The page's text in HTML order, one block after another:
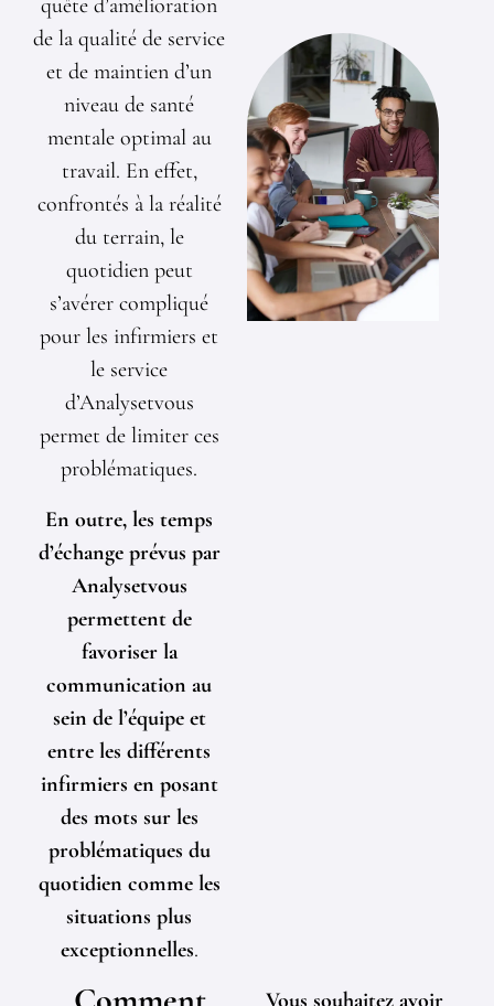
de la qualité de service
et de maintien d’un
niveau de santé
mentale optimal au
travail. En effet,
confrontés à la réalité
du terrain, le
quotidien peut
s’avérer compliqué
pour les infirmiers et
le service
d’Analysetvous
permet de limiter ces
problématiques.
En outre, les temps
d’échange prévus par
Analysetvous
permettent de
favoriser la
communication au
sein de l’équipe et
entre les différents
infirmiers en posant
des mots sur les
problématiques du
quotidien comme les
situations plus
exceptionnelles.
Vous souhaitez avoir